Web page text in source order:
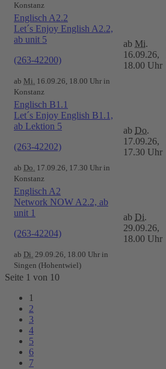
Konstanz
Englisch A2.2
Let´s Enjoy English A2.2,
ab unit 5
(263-42200)
ab Mi. 16.09.26, 18.00 Uhr in
Konstanz
ab Mi.
16.09.26,
18.00 Uhr
Englisch B1.1
Let´s Enjoy English B1.1,
ab Lektion 5
(263-42202)
ab Do. 17.09.26, 17.30 Uhr in
Konstanz
ab Do.
17.09.26,
17.30 Uhr
Englisch A2
Network NOW A2.2, ab
unit 1
(263-42204)
ab Di. 29.09.26, 18.00 Uhr in
Singen (Hohentwiel)
ab Di.
29.09.26,
18.00 Uhr
Seite 1 von 10
1
2
3
4
5
6
7